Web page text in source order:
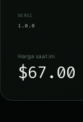
VERSI
1.0.0
Harga saat ini
$67.00